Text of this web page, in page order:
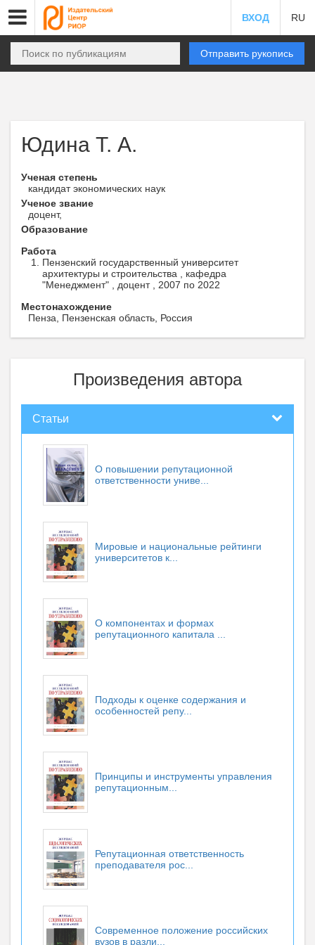
ВХОД RU
Отправить рукопись
Юдина Т. А.
Ученая степень
кандидат экономических наук
Ученое звание
доцент,
Образование
Работа
Пензенский государственный университет
архитектуры и строительства , кафедра
"Менеджмент" , доцент , 2007 по 2022
Местонахождение
Пенза, Пензенская область, Россия
Произведения автора
Статьи
О повышении репутационной
ответственности униве...
Мировые и национальные рейтинги
университетов к...
О компонентах и формах
репутационного капитала ...
Подходы к оценке содержания и
особенностей репу...
Принципы и инструменты управления
репутационным...
Репутационная ответственность
преподавателя рос...
Современное положение российских
вузов в разли...